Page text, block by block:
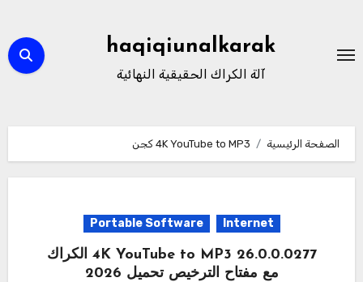
المحتوى
haqiqiunalkarak
آلة الكراك الحقيقية النهائية
الصفحة الرئيسية 4K YouTube to MP3 كجن
Internet
Portable Software
4K YouTube to MP3 26.0.0.0277 الكراك
مع مفتاح الترخيص تحميل 2026